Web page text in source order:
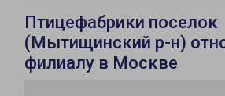
Птицефабрики поселок
(Мытищинский р-н)
филиалу в Москве